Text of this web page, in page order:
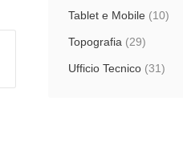
Tablet e Mobile (10)
Topografia (29)
Ufficio Tecnico (31)